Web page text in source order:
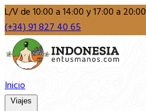
L/V de 10:00 a 14:00 y 17:00 a 20:00
(+34) 91 827 40 65
Inicio